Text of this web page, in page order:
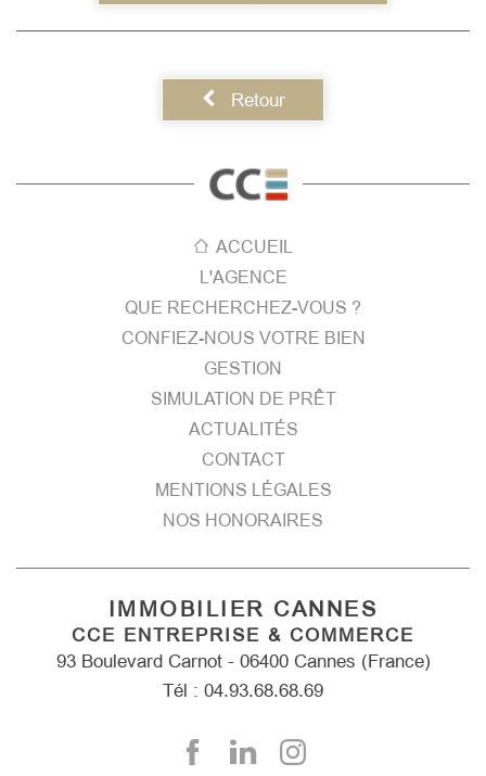
Retour
ACCUEIL
L'AGENCE
QUE RECHERCHEZ-VOUS ?
CONFIEZ-NOUS VOTRE BIEN
GESTION
SIMULATION DE PRÊT
ACTUALITÉS
CONTACT
MENTIONS LÉGALES
NOS HONORAIRES
IMMOBILIER CANNES
CCE ENTREPRISE & COMMERCE
93 Boulevard Carnot - 06400 Cannes (France)
Tél : 04.93.68.68.69